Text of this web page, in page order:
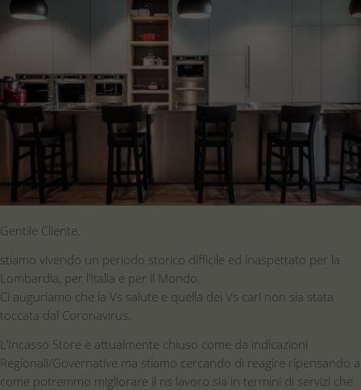
Gentile Cliente,
stiamo vivendo un periodo storico difficile ed inaspettato per la
Lombardia, per l’Italia e per il Mondo.
Ci auguriamo che la Vs salute e quella dei Vs cari non sia stata
toccata dal Coronavirus.
L’Incasso Store è attualmente chiuso come da indicazioni
Regionali/Governative ma stiamo cercando di reagire ripensando a
come potremmo migliorare il ns lavoro sia in termini di servizi che